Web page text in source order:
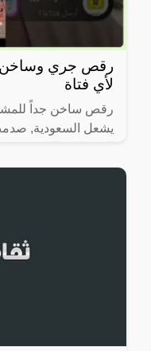
رقص جري وساخن
لأي فتاة
رقص ساخن جداً
يشعل السعودية,
رقصها والميكاج الذي